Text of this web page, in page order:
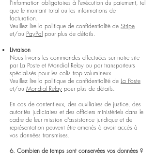
l’information obligatoires à l’exécution du paiement, tel
que le montant total ou les informations de
facturation.
Veuillez lire la politique de confidentialité de Stripe
et/ou PayPal pour plus de détails.
Livraison
Nous livrons les commandes effectuées sur notre site
par La Poste et Mondial Relay ou par transporteurs
spécialisés pour les colis trop volumineux.
Veuillez lire la politique de confidentialité de La Poste
et/ou Mondial Relay pour plus de détails.
En cas de contentieux, des auxiliaires de justice, des
autorités judiciaires et des officiers ministériels dans le
cadre de leur mission d’assistance juridique et de
représentation peuvent être amenés à avoir accès à
vos données transmises.
6. Combien de temps sont conservées vos données ?